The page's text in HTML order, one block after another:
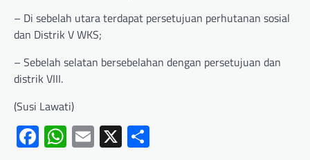
– Di sebelah utara terdapat persetujuan perhutanan sosial
dan Distrik V WKS;
– Sebelah selatan bersebelahan dengan persetujuan dan
distrik VIII.
(Susi Lawati)
Facebook
WhatsApp
Email
X